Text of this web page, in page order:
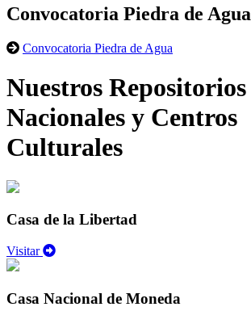
Convocatoria Piedra de Agua
Convocatoria Piedra de Agua
Nuestros Repositorios
Nacionales y Centros
Culturales
Casa de la Libertad
Visitar
Casa Nacional de Moneda